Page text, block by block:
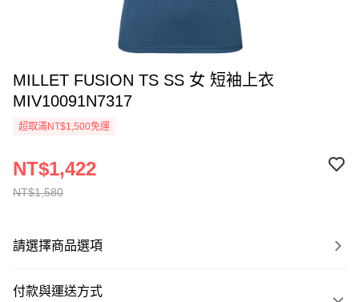
MILLET FUSION TS SS 女 短袖上衣
MIV10091N7317
超取滿NT$1,500免運
NT$1,580
NT$1,422
請選擇商品選項
付款與運送方式